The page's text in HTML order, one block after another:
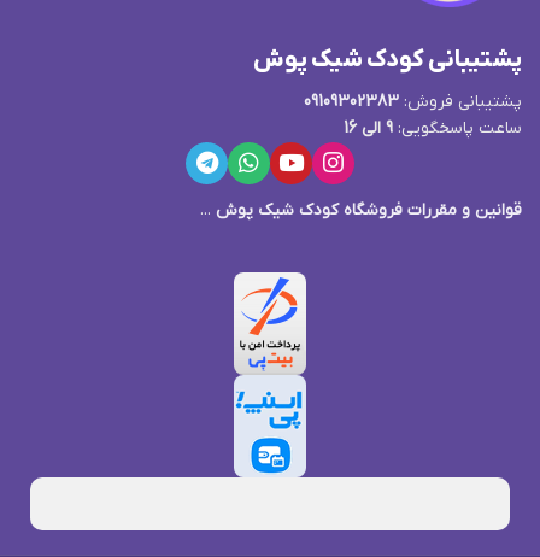
پشتیبانی کودک شیک پوش
پشتیبانی فروش: 09109302383
ساعت پاسخگویی: 9 الی 16
قوانین و مقررات فروشگاه کودک شیک پوش ...